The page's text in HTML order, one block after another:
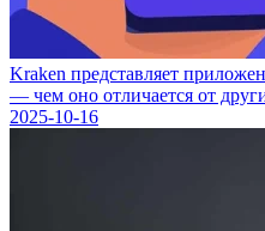
Kraken представляет
— чем оно отличается от
2025-10-16